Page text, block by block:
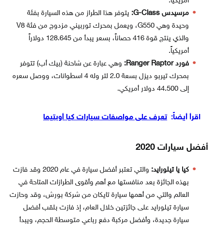
مرسيدس G-Class:
يتوفر هذا الطراز من هذه السيارة بفئة
وحيدة وهي G550، ويعمل بمحرك توربيني مزدوج من فئة V8
والذي ينتج قوة 416 حصاناً، بسعر يبدأ من 128.645 دولاراً
أمريكياً.
فورد Ranger Raptor:
وهي عبارة عن شاحنة (بيك أب) تتوفر
بمحرك تيربو ديزل بسعة 2.0 لتر وله 4 اسطوانات، ووصل سعره
إلى 44.500 دولار أمريكي.
اقرأ أيضاً: تعرف على مواصفات سيارات كيا أوبتيما
أفضل سيارات 2020
كيا يا تيلورايد:
والتي تعتبر أفضل سيارة في عام 2020 وقد فازت
بهذه الجائزة بعد منافستها مع أهم وأقوى الطرازات المتاحة في
العالم والتي من أهمها سيارة تايكان من شركة بورش، وقد وحازت
سيارة تيلورايد على جائزتين خلال العام، إذ فازت بلقب أفضل
سيارة جديدة، وأفضل مركبة دفع رباعي متوسطة الحجم، ويبدأ